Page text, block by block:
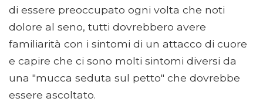
di essere preoccupato ogni volta che noti
dolore al seno, tutti dovrebbero avere
familiarità con i sintomi di un attacco di cuore
e capire che ci sono molti sintomi diversi da
una "mucca seduta sul petto" che dovrebbe
essere ascoltato.